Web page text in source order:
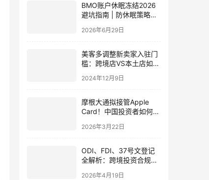
BMO账户休眠冻结2026
避坑指南 | 防休眠策略与
2026年6月29日
美客多调整新卖家入驻门
槛：跨境店VS本土店如何
2024年12月9日
摩根大通拟接管Apple
Card！中国投资者如何抢
2026年3月22日
ODI、FDI、37号文登记
全解析：跨境投资合规框
2026年4月19日